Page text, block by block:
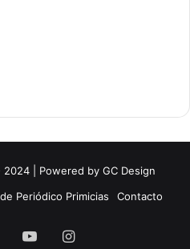
2024 | Powered by GC Design
Periódico Primicias Contacto
YouTubeInstagram